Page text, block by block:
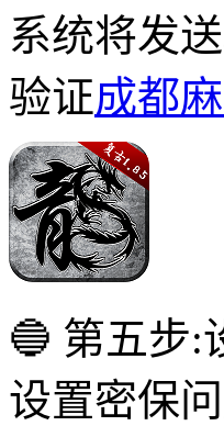
系统将发
验证成都
🔵 第五步:
设置密保